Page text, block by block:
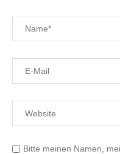
Bitte meinen Namen,